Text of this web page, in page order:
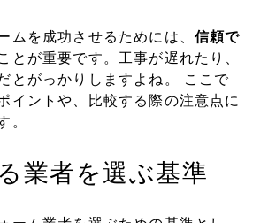
ムを成功させるためには、 信頼で
とが重要です。工事が遅れたり、
とがっかりしますよね。 ここで
イントや、比較する際の注意点に
。
業者を選ぶ基準